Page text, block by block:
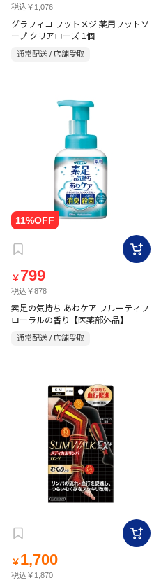
税込￥1,076
グラフィコ フットメジ 薬用フットソ
ープ クリアローズ 1個
通常配送 / 店舗受取
￥ 799
税込￥878
素足の気持ち あわケア フルーティフ
ローラルの香り【医薬部外品】
通常配送 / 店舗受取
￥ 1,700
税込￥1,870